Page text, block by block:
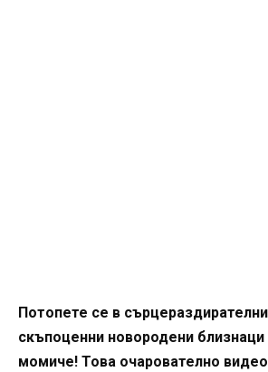
Потопете се в
скъпоценни новородени
момиче! Това очарователно